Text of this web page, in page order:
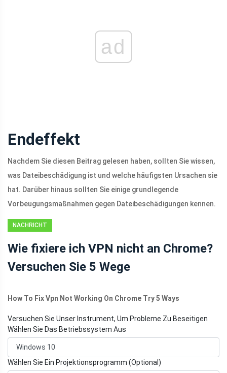
ad
Endeffekt
Nachdem Sie diesen Beitrag gelesen haben, sollten Sie wissen,
was Dateibeschädigung ist und welche häufigsten Ursachen sie
hat. Darüber hinaus sollten Sie einige grundlegende
Vorbeugungsmaßnahmen gegen Dateibeschädigungen kennen.
NACHRICHT
Wie fixiere ich VPN nicht an Chrome?
Versuchen Sie 5 Wege
How To Fix Vpn Not Working On Chrome Try 5 Ways
Versuchen Sie Unser Instrument, Um Probleme Zu Beseitigen
Wählen Sie Das Betriebssystem Aus
Wählen Sie Ein Projektionsprogramm (Optional)